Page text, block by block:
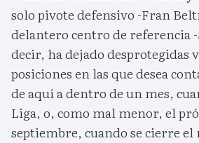
solo pivote defensivo -Fran
delantero centro de referencia
decir, ha dejado desprotegidas
posiciones en las que desea
de aquí a dentro de un mes,
Liga, o, como mal menor, el
septiembre, cuando se cierre el